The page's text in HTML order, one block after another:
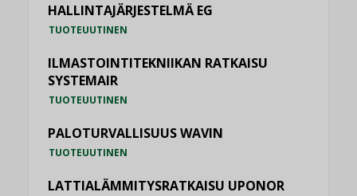
HALLINTAJÄRJESTELMÄ EG
TUOTEUUTINEN
ILMASTOINTITEKNIIKAN RATKAISU
SYSTEMAIR
TUOTEUUTINEN
PALOTURVALLISUUS WAVIN
TUOTEUUTINEN
LATTIALÄMMITYSRATKAISU UPONOR